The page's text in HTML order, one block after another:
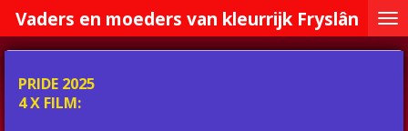
Ga
direct
naar
hoofdinhoud
Vaders en moeders van kleurrijk Fryslân
PRIDE 2025
4 X FILM: